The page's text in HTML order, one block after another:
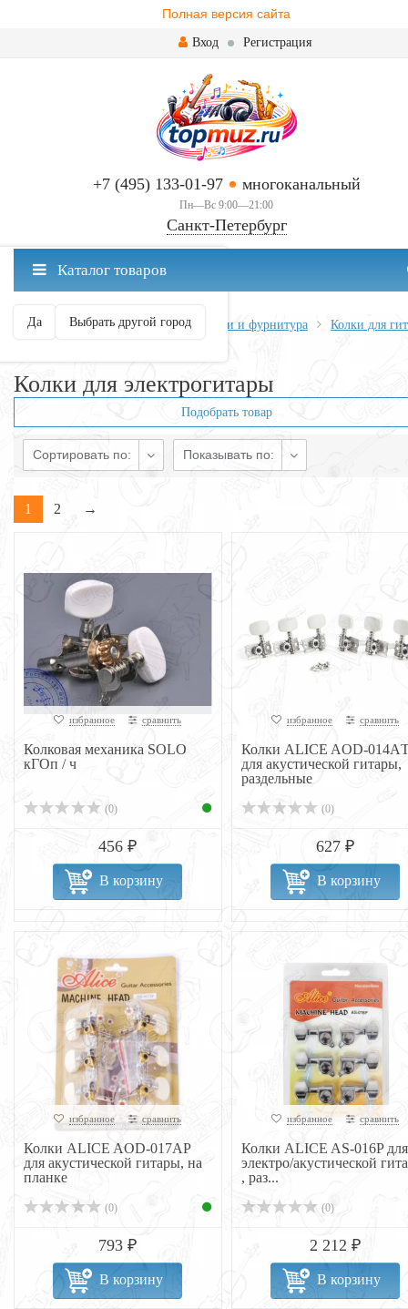
Полная версия сайта
Вход Регистрация
+7 (495) 133-01-97 многоканальный
Пн—Вс 9:00—21:00
Санкт-Петербург
Санкт-Петербург ваш город?
Да Выбрать другой город
Каталог товаров
Главная Всё для гитары Запчасти и фурнитура
Колки для
Колки для электрогитары
Подобрать товар
Сортировать по: Показывать по:
1 2 →
избранное сравнить
Колковая механика SOLO
кГОп / ч
(0)
456 ₽
В корзину
избранное сравнить
Колки ALICE AOD-
для акустической гитары,
раздельные
(0)
627 ₽
В корзину
избранное сравнить
Колки ALICE AOD-017AP
для акустической гитары, на
планке
(0)
793 ₽
В корзину
избранное сравнить
Колки ALICE AS-016P для
электро/акустической
, раз...
(0)
2 212 ₽
В корзину